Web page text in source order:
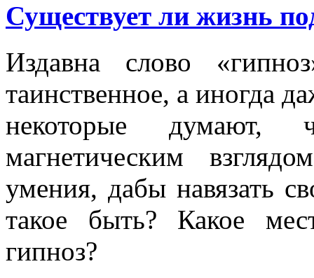
Существует ли жизнь
Издавна слово
таинственное, а иногда
некоторые
магнетическим
умения, дабы навязать
такое быть? Какое
гипноз?